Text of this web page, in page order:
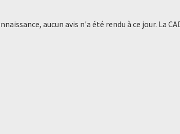
aucun avis n'a été rendu à ce jour. La